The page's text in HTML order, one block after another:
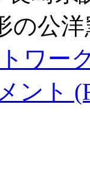
公洋
ワー
ント